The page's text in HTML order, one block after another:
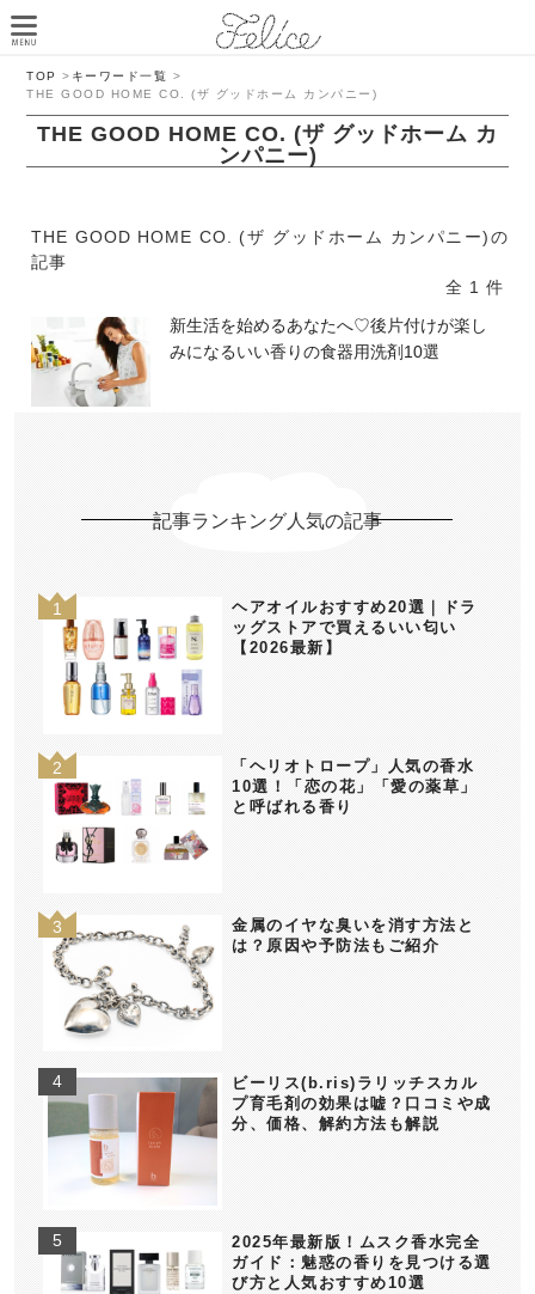
TOP > キーワード一覧 >
THE GOOD HOME CO. (ザ グッドホーム カンパニー)
THE GOOD HOME CO. (ザ グッドホーム カ
ンパニー)
THE GOOD HOME CO. (ザ グッドホーム カンパニー)の
記事
全 1 件
新生活を始めるあなたへ♡後片付けが楽し
みになるいい香りの食器用洗剤10選
記事ランキング人気の記事
ヘアオイルおすすめ20選｜ドラ
ッグストアで買えるいい匂い
【2026最新】
「ヘリオトロープ」人気の香水
10選！「恋の花」「愛の薬草」
と呼ばれる香り
金属のイヤな臭いを消す方法と
は？原因や予防法もご紹介
ビーリス(b.ris)ラリッチスカル
プ育毛剤の効果は嘘？口コミや成
分、価格、解約方法も解説
2025年最新版！ムスク香水完全
ガイド：魅惑の香りを見つける選
び方と人気おすすめ10選